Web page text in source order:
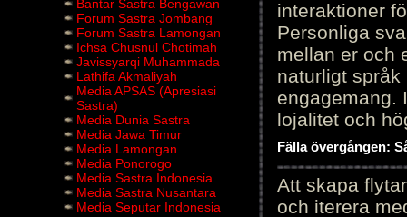
Bantar Sastra Bengawan
Forum Sastra Jombang
Forum Sastra Lamongan
Ichsa Chusnul Chotimah
Javissyarqi Muhammada
Lathifa Akmaliyah
Media APSAS (Apresiasi
Sastra)
Media Dunia Sastra
Media Jawa Timur
Media Lamongan
Media Ponorogo
Media Sastra Indonesia
Media Sastra Nusantara
Media Seputar Indonesia
interaktioner
Personliga
mellan er och
naturligt
engagemang.
lojalitet och
Fälla övergången:
Att skapa
och iterera